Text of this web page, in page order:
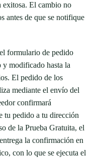
exitosa. El cambio no
antes de que se notifique
formulario de pedido
modificado hasta la
El pedido de los
mediante el envío del
confirmará
tu pedido a tu dirección
de la Prueba Gratuita, el
la confirmación en
con lo que se ejecuta el